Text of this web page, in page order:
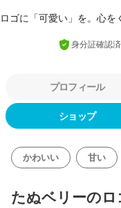
ロゴに「可愛い」を。心を
身分証確認済
プロフィール
ショップ
かわいい 甘い
たぬベリーのロ